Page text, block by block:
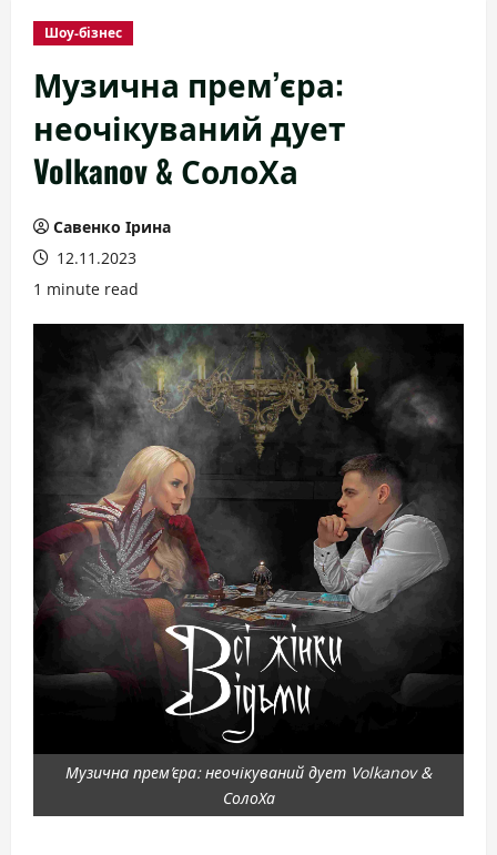
Шоу-бізнес
Музична прем’єра:
неочікуваний дует
Volkanov & СолоХа
Савенко Ірина
12.11.2023
1 minute read
Музична прем’єра: неочікуваний дует Volkanov &
СолоХа